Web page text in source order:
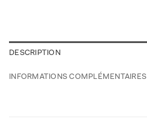
DESCRIPTION
INFORMATIONS COMPLÉMENTAIRES